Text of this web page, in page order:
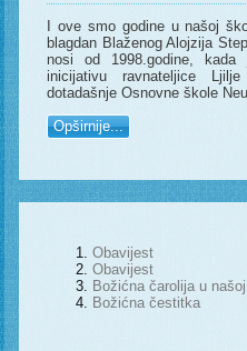
I ove smo godine u našoj
blagdan Blaženog Alojzija
nosi od 1998.godine,
inicijativu ravnateljice
dotadašnje Osnovne škole
Opširnije...
Obavijest
Obavijest
Božićna čarolija u
Božićna čestitka